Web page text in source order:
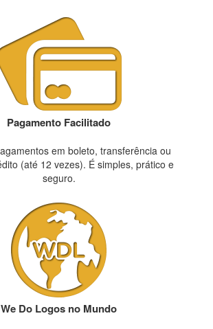
Pagamento Facilitado
em boleto, transferência ou
(até 12 vezes). É simples, prático e
seguro.
We Do Logos no Mundo